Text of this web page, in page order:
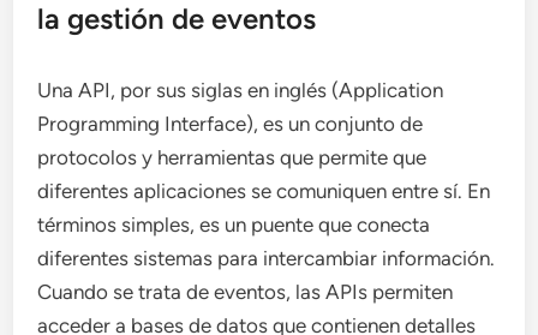
la gestión de eventos
Una API, por sus siglas en inglés (Application
Programming Interface), es un conjunto de
protocolos y herramientas que permite que
diferentes aplicaciones se comuniquen entre sí. En
términos simples, es un puente que conecta
diferentes sistemas para intercambiar información.
Cuando se trata de eventos, las APIs permiten
acceder a bases de datos que contienen detalles